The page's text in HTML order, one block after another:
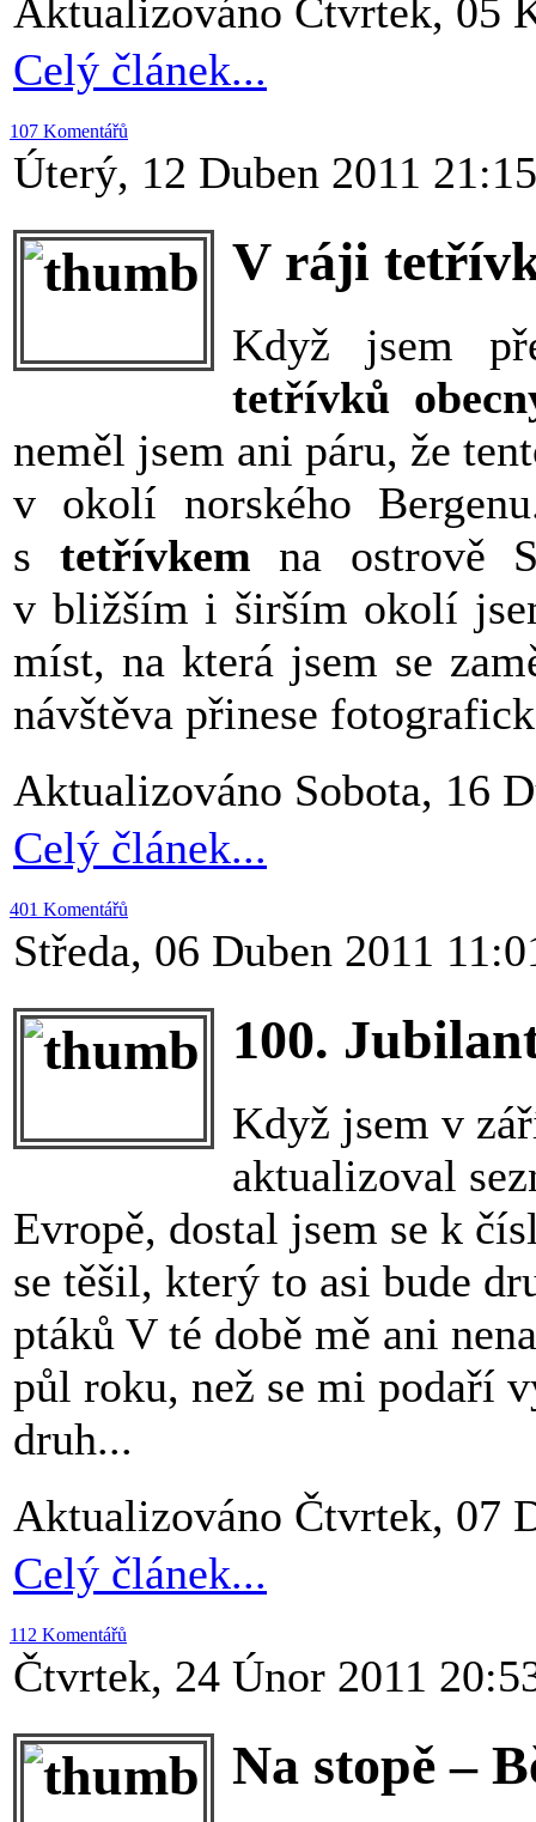
Aktualizováno Čtvrtek, 05
Celý článek...
107 Komentářů
Úterý, 12 Duben 2011 21:15
V ráji
Když jsem
tetřívků
neměl jsem ani páru, že
v okolí norského
s tetřívkem na ostrově
v bližším i širším okolí
míst, na která jsem se
návštěva přinese
Aktualizováno Sobota, 16
Celý článek...
401 Komentářů
Středa, 06 Duben 2011
100.
Když jsem v
aktualizoval
Evropě, dostal jsem se k
se těšil, který to asi bude
ptáků V té době mě ani
půl roku, než se mi podaří
druh...
Aktualizováno Čtvrtek, 07
Celý článek...
112 Komentářů
Čtvrtek, 24 Únor 2011
Na stopě –